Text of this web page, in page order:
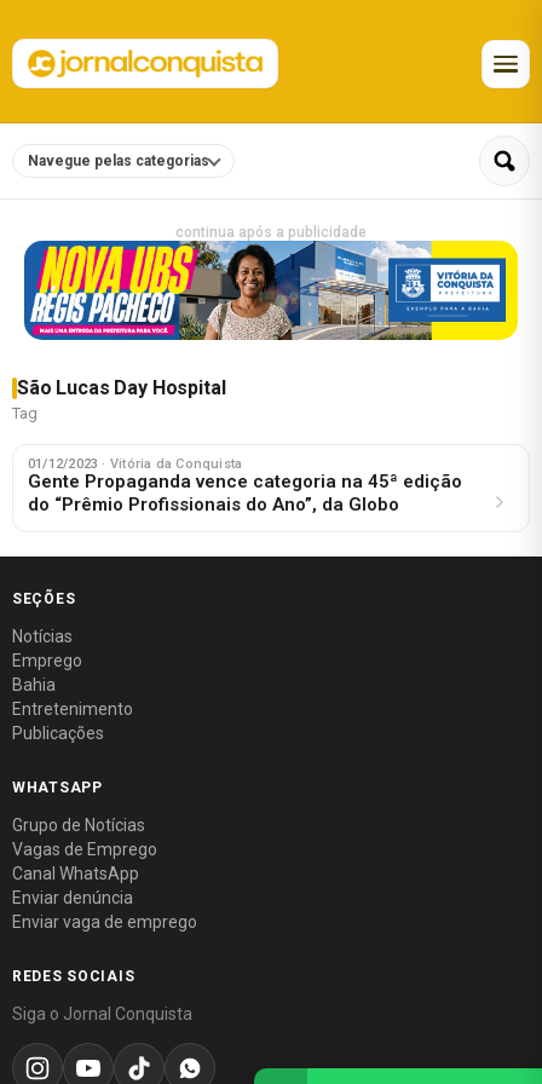
Navegue pelas categorias
continua após a publicidade
São Lucas Day Hospital
Tag
01/12/2023 · Vitória da Conquista
Gente Propaganda vence categoria na 45ª edição
do “Prêmio Profissionais do Ano”, da Globo
SEÇÕES
Notícias
Emprego
Bahia
Entretenimento
Publicações
WHATSAPP
Grupo de Notícias
Vagas de Emprego
Canal WhatsApp
Enviar denúncia
Enviar vaga de emprego
REDES SOCIAIS
Siga o Jornal Conquista